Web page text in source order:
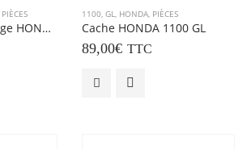
PIÈCES
Arrière de carénage HONDA CB 1100 BOL D’OR
1100, GL, HONDA, PIÈCES
Cache HONDA 1100 GL
89,00€ TTC